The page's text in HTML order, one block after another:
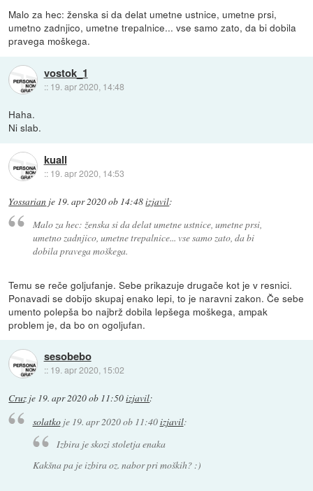
Malo za hec: ženska si da delat umetne ustnice, umetne prsi,
umetno zadnjico, umetne trepalnice... vse samo zato, da bi dobila
pravega moškega.
vostok_1
:: 19. apr 2020, 14:48
Haha.
Ni slab.
kuall
:: 19. apr 2020, 14:53
Yossarian je 19. apr 2020 ob 14:48izjavil:
Malo za hec: ženska si da delat umetne ustnice, umetne prsi,
umetno zadnjico, umetne trepalnice... vse samo zato, da bi
dobila pravega moškega.
Temu se reče goljufanje. Sebe prikazuje drugače kot je v resnici.
Ponavadi se dobijo skupaj enako lepi, to je naravni zakon. Če sebe
umento polepša bo najbrž dobila lepšega moškega, ampak
problem je, da bo on ogoljufan.
sesobebo
:: 19. apr 2020, 15:02
Cruz je 19. apr 2020 ob 11:50izjavil:
solatkoje 19. apr 2020 ob 11:40izjavil:
Izbira je skozi stoletja enaka
Kakšna pa je izbira oz. nabor pri moških? :)